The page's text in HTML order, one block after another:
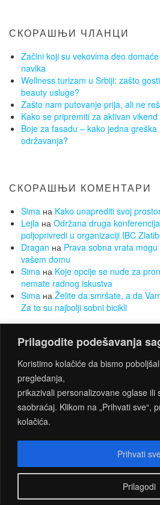
Prilagodite podešavanja
Koristimo kolačiće da bismo
pregledanja,
prikazivali personalizovane oglase ili
saobraćaj. Klikom na „Prihvati sve“,
kolačića.
Prilagodi
Prihvati
СКОРАШЊИ ЧЛАНЦИ
Začini koji su vekovima deo
navika
Wellness turizam u Srbiji: zašto
beauty usluge?
Zašto nam putovanje prija, ali ne
Kako se pripremiti za aktivan
Boje za fasadu – kako jedna
održavanja?
СКОРАШЊИ КОМЕНТАРИ
Sima на Kako unaprediti svoj
Lejla на Održana druga
poljoprivredi u organizaciji IBC
Dragan на Prava sobna vrata
vašem domu
Sima на Koje opcije se nude za
nemate radnog iskustva
Sima на Želite da smršate, a da
Za to su najbolji sobni bicikli
CONNECTBY